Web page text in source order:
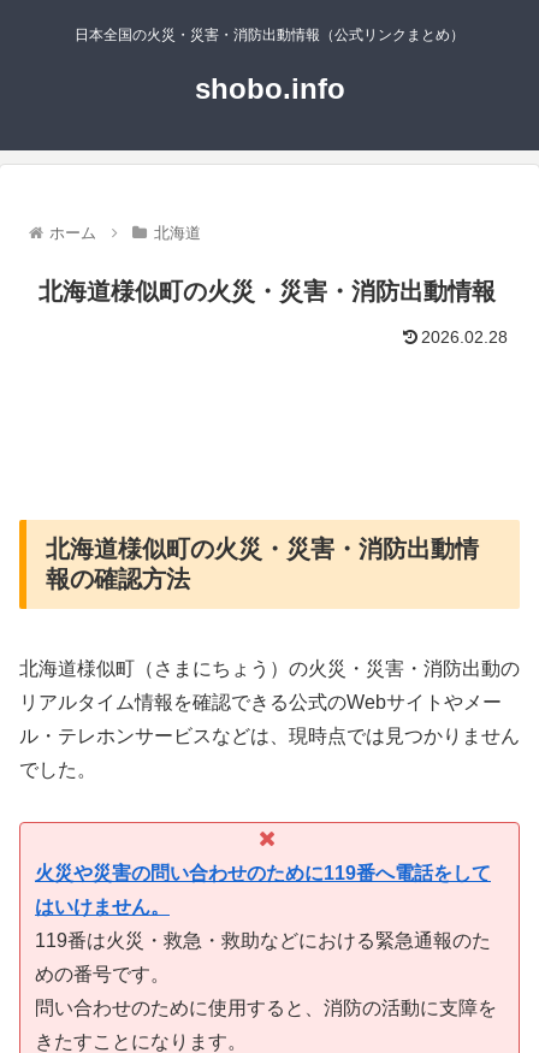
日本全国の火災・災害・消防出動情報（公式リンクまとめ）
shobo.info
ホーム 北海道
北海道様似町の火災・災害・消防出動情報
2026.02.28
北海道様似町の火災・災害・消防出動情
報の確認方法
北海道様似町（さまにちょう）の火災・災害・消防出動の
リアルタイム情報を確認できる公式のWebサイトやメー
ル・テレホンサービスなどは、現時点では見つかりません
でした。
火災や災害の問い合わせのために119番へ電話をして
はいけません。
119番は火災・救急・救助などにおける緊急通報のた
めの番号です。
問い合わせのために使用すると、消防の活動に支障を
きたすことになります。